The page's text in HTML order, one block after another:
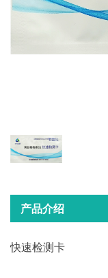
产品介绍
快速检测卡